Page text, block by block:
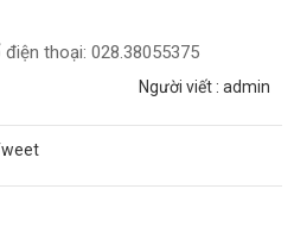
thoại: 028.38055375
Người viết : admin